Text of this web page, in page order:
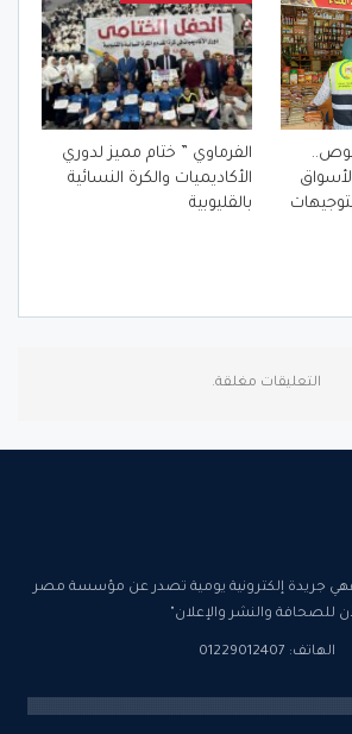
الفرماوي ” ختام مميز لدوري
الأكاديميات والكرة النسائية
بالقليوبية
التعليقات مغلقة.
فهي جريدة إلكترونية يومية تصدر عن مؤسسة مصر
للصحافة والنشر والإعلان"
الهاتف: 01229012407